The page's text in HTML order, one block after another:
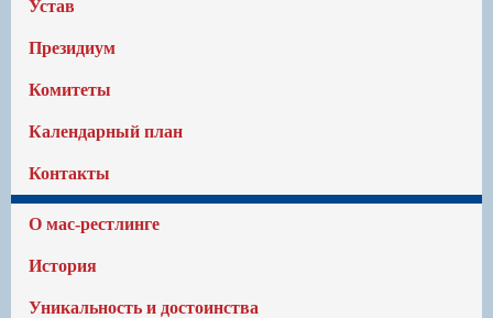
Устав
Президиум
Комитеты
Календарный план
Контакты
О мас-рестлинге
История
Уникальность и достоинства